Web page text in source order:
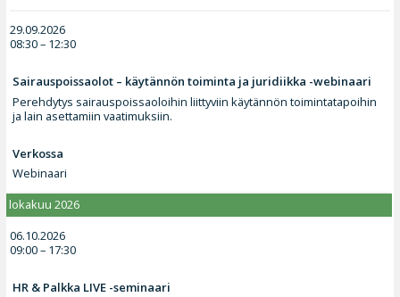
29.09.2026
08:30 – 12:30
Sairauspoissaolot – käytännön toiminta ja juridiikka -webinaari
Perehdytys sairauspoissaoloihin liittyviin käytännön toimintatapoihin
ja lain asettamiin vaatimuksiin.
Verkossa
Webinaari
lokakuu 2026
06.10.2026
09:00 – 17:30
HR & Palkka LIVE -seminaari